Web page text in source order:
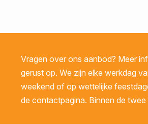
Vragen over ons aanbod? Meer
gerust op. We zijn elke werkdag
weekend of op wettelijke
de contactpagina. Binnen de